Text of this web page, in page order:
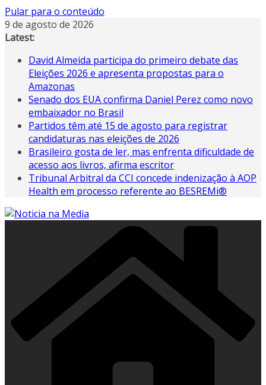
Pular para o conteúdo
9 de agosto de 2026
Latest:
David Almeida participa do primeiro debate das
Eleições 2026 e apresenta propostas para o
Amazonas
Senado dos EUA confirma Daniel Perez como novo
embaixador no Brasil
Partidos têm até 15 de agosto para registrar
candidaturas nas eleições de 2026
Brasileiro gosta de ler, mas enfrenta dificuldade de
acesso aos livros, afirma escritor
Tribunal Arbitral da CCI concede indenização à AOP
Health em processo referente ao BESREMi®